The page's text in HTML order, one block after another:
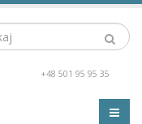
+48 501 95 95 35